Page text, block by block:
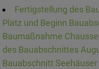
Fertigstellung des
Platz und Beginn
Baumaßnahme
des Bauabschnittes
Bauabschnitt